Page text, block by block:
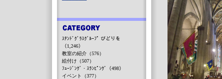
ｽﾃﾝﾄﾞｸﾞﾗｽｸﾞﾙｰﾌﾟ びどりを
（1,246）
教室の紹介（576）
絵付け（507）
ﾌｭｰｼﾞﾝｸﾞ・ｽﾗﾝﾋﾟﾝｸﾞ（498）
イベント（377）